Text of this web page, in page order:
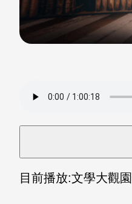
目前播放:文學大觀園